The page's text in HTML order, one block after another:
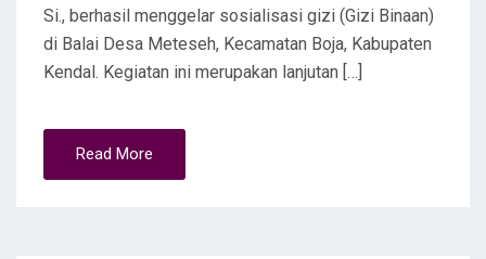
Si., berhasil menggelar sosialisasi gizi (Gizi Binaan)
di Balai Desa Meteseh, Kecamatan Boja, Kabupaten
Kendal. Kegiatan ini merupakan lanjutan […]
Read More